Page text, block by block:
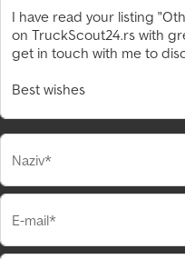
Naziv*
E-mail*